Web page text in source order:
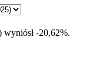
-20,62%.